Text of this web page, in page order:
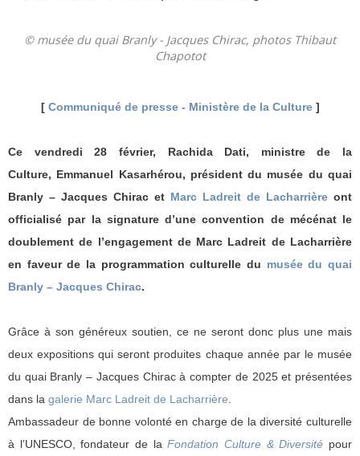
© musée du quai Branly - Jacques Chirac, photos Thibaut
Chapotot
[ Communiqué de presse - Ministère de la Culture]
Ce vendredi 28 février, Rachida Dati, ministre de la
Culture, Emmanuel Kasarhérou, président du musée du quai
Branly – Jacques Chirac et Marc Ladreit de Lacharrière ont
officialisé par la signature d’une convention de mécénat le
doublement de l’engagement de Marc Ladreit de Lacharrière
en faveur de la programmation culturelle du musée du quai
Branly – Jacques Chirac.
Grâce à son généreux soutien, ce ne seront donc plus une mais
deux expositions qui seront produites chaque année par le musée
du quai Branly – Jacques Chirac à compter de 2025 et présentées
dans la galerie Marc Ladreit de Lacharrière
Ambassadeur de bonne volonté en charge de la diversité culturelle
à l’UNESCO, fondateur de laFondation Culture & Diversité pour